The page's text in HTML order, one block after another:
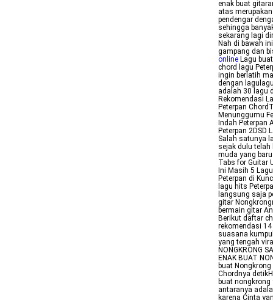
enak buat
atas
pendengar
sehingga
sekarang lagi
Nah di bawah
gampang dan
online Lagu
chord lagu
ingin berlatih
dengan
adalah 30 lagu
Rekomendasi
Peterpan
Menunggumu
Indah Peterpan
Peterpan
Salah satunya
sejak dulu
muda yang
Tabs for Guitar
Ini Masih 5
Peterpan di
lagu hits
langsung saja
gitar
bermain gitar
Berikut daftar
rekomendasi
suasana
yang tengah
NONGKRONG
ENAK BUAT
buat Nongkrong
Chordnya
buat
antaranya
karena Cinta